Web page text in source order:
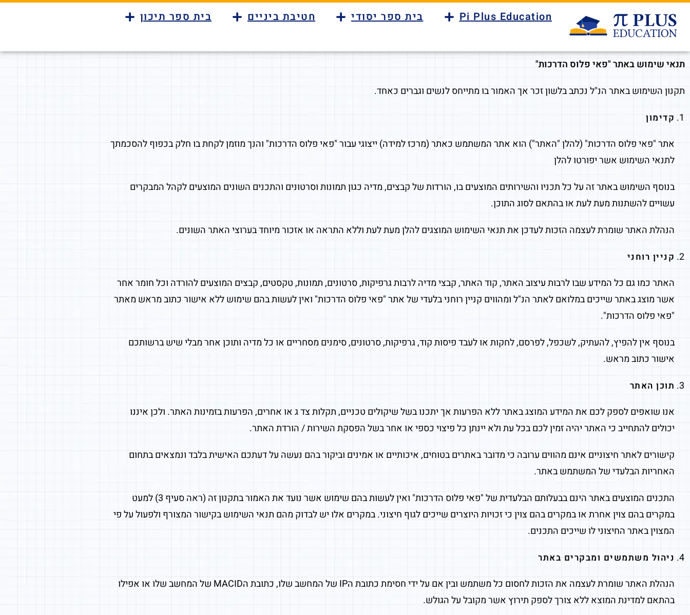
Pi Plus Education בית ספר יסודי חטיבת ביניים בית ספר תיכון
תנאי שימוש באתר "פאי פלוס הדרכות"
תקנון השימוש באתר הנ"ל נכתב בלשון זכר אך האמור בו מתייחס לנשים וגברים כאחד.
קדימון
אתר "פאי פלוס הדרכות" (להלן "האתר") הוא אתר המשתמש כאתר (מרכז למידה) ייצוגי עבור "פאי פלוס הדרכות" והנך מוזמן לקחת בו חלק בכפוף להסכמתך
לתנאי השימוש אשר יפורטו להלן
בנוסף השימוש באתר זה על כל תכניו והשירותים המוצעים בו, הורדות של קבצים, מדיה כגון תמונות וסרטונים והתכנים השונים המוצעים לקהל המבקרים
עשויים להשתנות מעת לעת או בהתאם לסוג התוכן.
הנהלת האתר שומרת לעצמה הזכות לעדכן את תנאי השימוש המוצגים להלן מעת לעת וללא התראה או אזכור מיוחד בערוצי האתר השונים.
קניין רוחני
האתר כמו גם כל המידע שבו לרבות עיצוב האתר, קוד האתר, קבצי מדיה לרבות גרפיקות, סרטונים, תמונות, טקסטים, קבצים המוצעים להורדה וכל חומר אחר
אשר מוצג באתר שייכים במלואם לאתר הנ"ל ומהווים קניין רוחני בלעדי של אתר "פאי פלוס הדרכות" ואין לעשות בהם שימוש ללא אישור כתוב מראש מאתר
"פאי פלוס הדרכות".
בנוסף אין להפיץ, להעתיק, לשכפל, לפרסם, לחקות או לעבד פיסות קוד, גרפיקות, סרטונים, סימנים מסחריים או כל מדיה ותוכן אחר מבלי שיש ברשותכם
אישור כתוב מראש.
תוכן האתר
אנו שואפים לספק לכם את המידע המוצג באתר ללא הפרעות אך יתכנו בשל שיקולים טכניים, תקלות צד ג או אחרים, הפרעות בזמינות האתר. ולכן איננו
יכולים להתחייב כי האתר יהיה זמין לכם בכל עת ולא יינתן כל פיצוי כספי או אחר בשל הפסקת השירות / הורדת האתר.
קישורים לאתר חיצוניים אינם מהווים ערובה כי מדובר באתרים בטוחים, איכותיים או אמינים וביקור בהם נעשה על דעתכם האישית בלבד ונמצאים בתחום
האחריות הבלעדי של המשתמש באתר.
התכנים המוצעים באתר הינם בבעלותם הבלעדית של "פאי פלוס הדרכות" ואין לעשות בהם שימוש אשר נועד את האמור בתקנון זה (ראה סעיף 3) למעט
במקרים בהם צוין אחרת או במקרים בהם צוין כי זכויות היוצרים שייכים לגוף חיצוני. במקרים אלו יש לבדוק מהם תנאי השימוש בקישור המצורף ולפעול על פי
המצוין באתר החיצוני לו שייכים התכנים.
ניהול משתמשים ומבקרים באתר
הנהלת האתר שומרת לעצמה את הזכות לחסום כל משתמש ובין אם על ידי חסימת כתובת הIP של המחשב שלו, כתובת הMACID של המחשב שלו או אפילו
בהתאם למדינת המוצא ללא צורך לספק תירוץ אשר מקובל על הגולש.